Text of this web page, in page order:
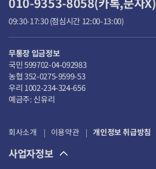
회사소개 이용약관 개인정보 취급방침
사업자정보
09:30-17:30 (점심시간 12:00-13:00)
무통장 입금정보
국민 599702-04-092983
농협 352-0275-9599-53
우리 1002-234-324-656
예금주: 신유리